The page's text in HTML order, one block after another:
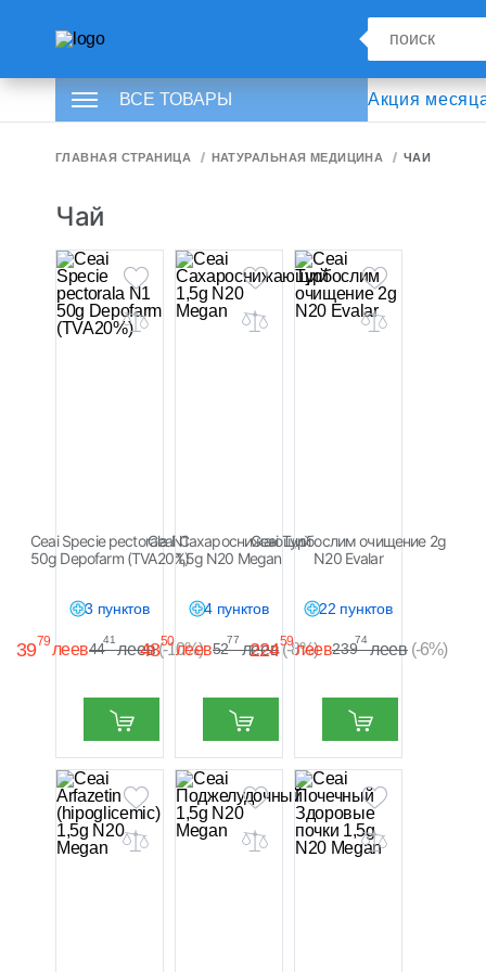
ВСЕ ТОВАРЫ Акция
ГЛАВНАЯ СТРАНИЦА НАТУРАЛЬНАЯ МЕДИЦИНА ЧАЙ
Чай
Ceai Specie pectorala N1
50g Depofarm (TVA20%)
3 пунктов
3979 леев44
41
леев(-10%)
Ceai Сахароснижающий
1,5g N20 Megan
4 пунктов
4850леев52
77
леев(-8%)
Ceai Турбослим очищение 2g
N20 Evalar
22 пунктов
22459леев239
74
леев (-6%)